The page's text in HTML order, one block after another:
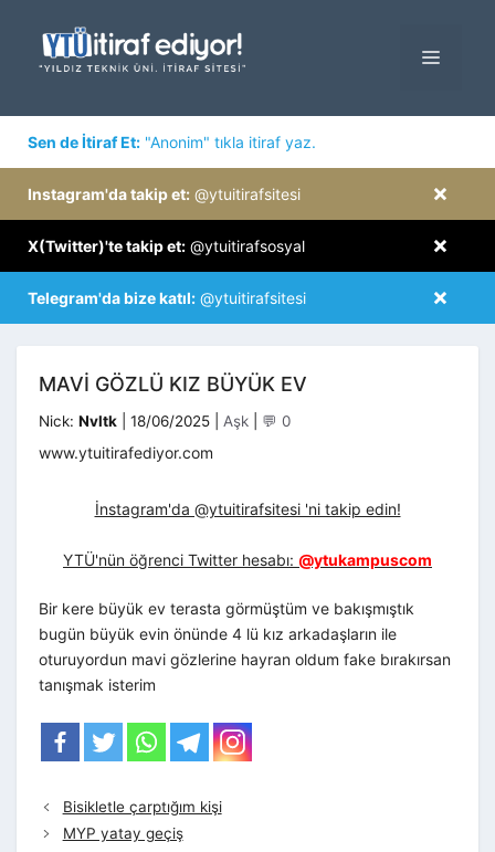
MENÜ
Sen de İtiraf Et: "Anonim" tıkla itiraf yaz.
×
Instagram'da takip et: @ytuitirafsitesi
×
X(Twitter)'te takip et: @ytuitirafsosyal
×
Telegram'da bize katıl: @ytuitirafsitesi
MAVI GÖZLÜ KIZ BÜYÜK EV
Nick: Nvltk 18/06/2025 Kategoriler
Aşk 💬 0
www.ytuitirafediyor.com
İnstagram'da @ytuitirafsitesi 'ni takip edin!
YTÜ'nün öğrenci Twitter hesabı: @ytukampuscom
Bir kere büyük ev terasta görmüştüm ve bakışmıştık
bugün büyük evin önünde 4 lü kız arkadaşların ile
oturuyordun mavi gözlerine hayran oldum fake bırakırsan
tanışmak isterim
Bisikletle çarptığım kişi
MYP yatay geçiş